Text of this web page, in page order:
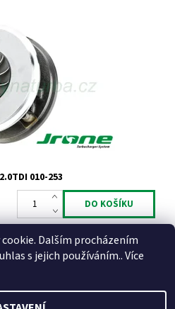
typu Garrett pro
103kW AZV BKD.
010-253
Dalším procházením
s jejich používáním.. Více